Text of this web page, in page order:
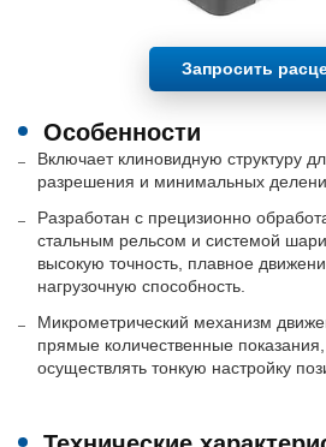
Запросить
Особенности
Включает клиновидную структуру
разрешения и минимальных
Разработан с прецизионно
стальным рельсом и системой
высокую точность, плавное
нагрузочную способность.
Микрометрический механизм
прямые количественные
осуществлять тонкую настройку